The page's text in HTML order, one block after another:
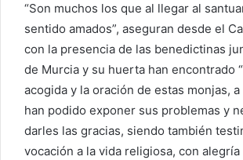
“Son muchos los que al llegar al
sentido amados”, aseguran desde el
con la presencia de las benedictinas
de Murcia y su huerta han encontrado
acogida y la oración de estas monjas,
han podido exponer sus problemas y
darles las gracias, siendo también
vocación a la vida religiosa, con